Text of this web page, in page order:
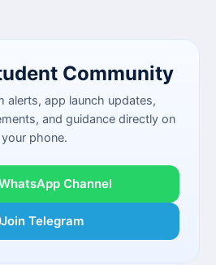
Community
alerts, app launch updates,
and guidance directly on
your phone.
Channel
Join Telegram